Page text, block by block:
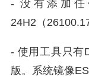
- 没有添加任
24H2（
- 使用工具只有
版。系统镜像